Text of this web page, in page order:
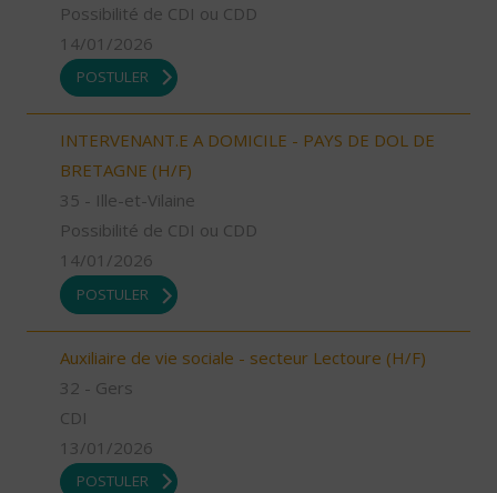
Possibilité de CDI ou CDD
14/01/2026
POSTULER
INTERVENANT.E A DOMICILE - PAYS DE DOL DE
BRETAGNE (H/F)
35 - Ille-et-Vilaine
Possibilité de CDI ou CDD
14/01/2026
POSTULER
Auxiliaire de vie sociale - secteur Lectoure (H/F)
32 - Gers
CDI
13/01/2026
POSTULER